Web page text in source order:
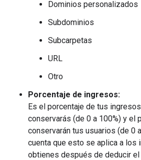
Dominios personalizados
Subdominios
Subcarpetas
URL
Otro
Porcentaje de ingresos:
Es el porcentaje de tus
conservarás (de 0 a 100%) y el
conservarán tus usuarios (de 0
cuenta que esto se aplica a los
obtienes después de deducir